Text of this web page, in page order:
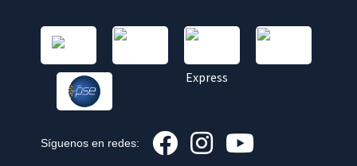
Síguenos en redes: